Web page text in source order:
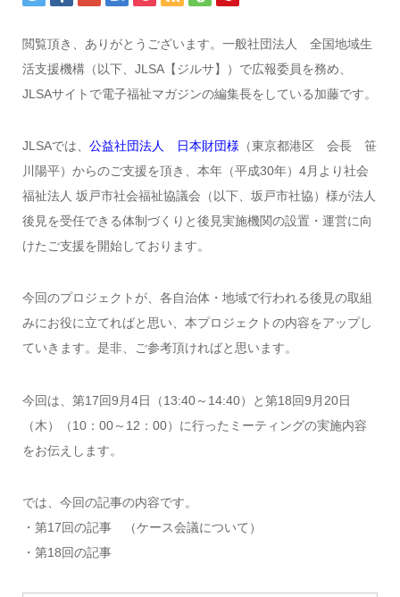
閲覧頂き、ありがとうございます。一般社団法人 全国地域生
活支援機構（以下、JLSA【ジルサ】）で広報委員を務め、
JLSAサイトで電子福祉マガジンの編集長をしている加藤です。
JLSAでは、 公益社団法人 日本財団様 （東京都港区 会長 笹
川陽平）からのご支援を頂き、本年（平成30年）4月より社会
福祉法人 坂戸市社会福祉協議会（以下、坂戸市社協）様が法人
後見を受任できる体制づくりと後見実施機関の設置・運営に向
けたご支援を開始しております。
今回のプロジェクトが、各自治体・地域で行われる後見の取組
みにお役に立てればと思い、本プロジェクトの内容をアップし
ていきます。是非、ご参考頂ければと思います。
今回は、第17回9月4日（13:40～14:40）と第18回9月20日
（木）（10：00～12：00）に行ったミーティングの実施内容
をお伝えします。
では、今回の記事の内容です。
・第17回の記事 （ケース会議について）
・第18回の記事